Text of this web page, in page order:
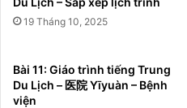
19 Tháng 10, 2025
Bài 11: Giáo trình tiếng Trung
Du Lịch – 医院 Yīyuàn – Bệnh
viện